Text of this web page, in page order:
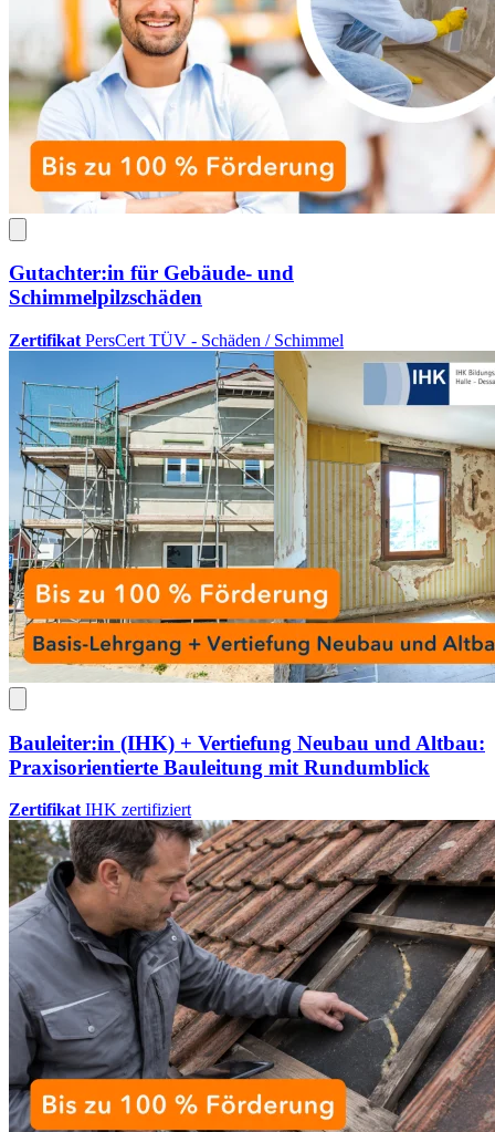
Gutachter:in für Gebäude- und
Schimmelpilzschäden
Zertifikat PersCert TÜV - Schäden / Schimmel
Bauleiter:in (IHK) + Vertiefung Neubau und Altbau:
Praxisorientierte Bauleitung mit Rundumblick
ZertifikatIHK zertifiziert